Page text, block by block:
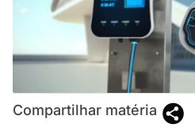
Compartilhar matéria